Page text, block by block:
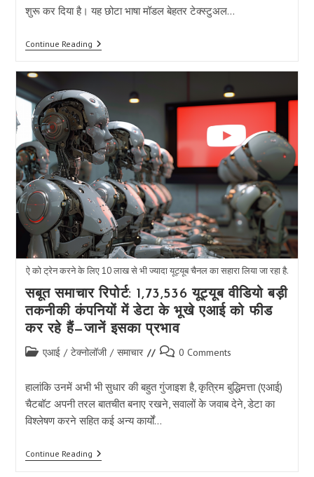
शुरू कर दिया है। यह छोटा भाषा मॉडल बेहतर टेक्स्टुअल…
Continue ReadingOpenAI
लॉन्च
किया:
MMLU
परीक्षणों
में
82%
सटीकता
के
साथ
GPT-
3.5
को
पछाड़ता
है,
AI
की
पहुँच
को
फिर
से
परिभाषित
करता
है
ऐ को ट्रेन करने के लिए 10 लाख से भी ज्यादा यूट्यूब चैनल का सहारा लिया जा रहा है.
सबूत समाचार रिपोर्ट: 1,73,536 यूट्यूब वीडियो बड़ी
तकनीकी कंपनियों में डेटा के भूखे एआई को फीड
कर रहे हैं—जानें इसका प्रभाव
Post एआई / टेक्नोलॉजी / समाचार
Post 0 Comments
हालांकि उनमें अभी भी सुधार की बहुत गुंजाइश है, कृत्रिम बुद्धिमत्ता (एआई)
चैटबॉट अपनी तरल बातचीत बनाए रखने, सवालों के जवाब देने, डेटा का
विश्लेषण करने सहित कई अन्य कार्यों…
Continue Readingसबूत